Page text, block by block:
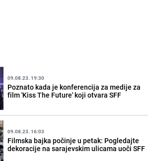
09.08.23. 19:30
Poznato kada je konferencija za medije za
film 'Kiss The Future' koji otvara SFF
09.08.23. 16:03
Filmska bajka počinje u petak: Pogledajte
dekoracije na sarajevskim ulicama uoči SFF